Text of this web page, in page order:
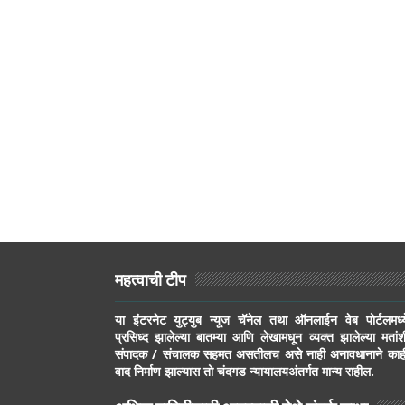
महत्वाची टीप
या इंटरनेट युट्युब न्यूज चॅनेल तथा ऑनलाईन वेब
प्रसिध्द झालेल्या बातम्या आणि लेखामधून व्यक्त झालेल्या
संपादक / संचालक सहमत असतीलच असे नाही अनावधानाने
वाद निर्माण झाल्यास तो चंदगड न्यायालयअंतर्गत मान्य राहील.